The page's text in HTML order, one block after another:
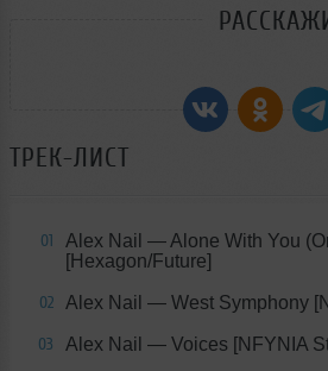
ТРЕК-ЛИСТ
01
Alex Nail — Alone With You
[Hexagon/Future]
02 Alex Nail — West Symphony
03 Alex Nail — Voices [NFYNIA